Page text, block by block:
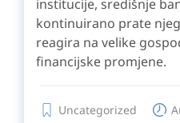
institucije, središnje
kontinuirano prate
reagira na velike
financijske promjene.
Uncategorized